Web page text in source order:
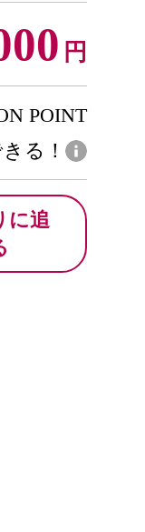
円
POINT
る！
に追